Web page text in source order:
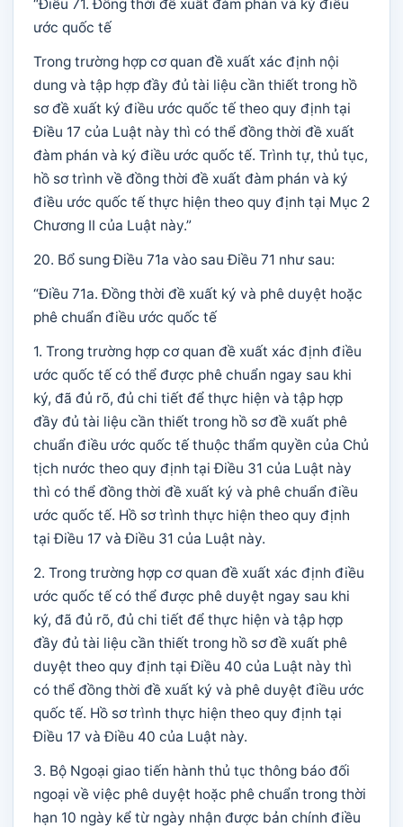
“Điều 71. Đồng thời đề xuất đàm phán và ký điều
ước quốc tế
Trong trường hợp cơ quan đề xuất xác định nội
dung và tập hợp đầy đủ tài liệu cần thiết trong hồ
sơ đề xuất ký điều ước quốc tế theo quy định tại
Điều 17 của Luật này thì có thể đồng thời đề xuất
đàm phán và ký điều ước quốc tế. Trình tự, thủ tục,
hồ sơ trình về đồng thời đề xuất đàm phán và ký
điều ước quốc tế thực hiện theo quy định tại Mục 2
Chương II của Luật này.”
20. Bổ sung Điều 71a vào sau Điều 71 như sau:
“Điều 71a. Đồng thời đề xuất ký và phê duyệt hoặc
phê chuẩn điều ước quốc tế
1. Trong trường hợp cơ quan đề xuất xác định điều
ước quốc tế có thể được phê chuẩn ngay sau khi
ký, đã đủ rõ, đủ chi tiết để thực hiện và tập hợp
đầy đủ tài liệu cần thiết trong hồ sơ đề xuất phê
chuẩn điều ước quốc tế thuộc thẩm quyền của Chủ
tịch nước theo quy định tại Điều 31 của Luật này
thì có thể đồng thời đề xuất ký và phê chuẩn điều
ước quốc tế. Hồ sơ trình thực hiện theo quy định
tại Điều 17 và Điều 31 của Luật này.
2. Trong trường hợp cơ quan đề xuất xác định điều
ước quốc tế có thể được phê duyệt ngay sau khi
ký, đã đủ rõ, đủ chi tiết để thực hiện và tập hợp
đầy đủ tài liệu cần thiết trong hồ sơ đề xuất phê
duyệt theo quy định tại Điều 40 của Luật này thì
có thể đồng thời đề xuất ký và phê duyệt điều ước
quốc tế. Hồ sơ trình thực hiện theo quy định tại
Điều 17 và Điều 40 của Luật này.
3. Bộ Ngoại giao tiến hành thủ tục thông báo đối
ngoại về việc phê duyệt hoặc phê chuẩn trong thời
hạn 10 ngày kể từ ngày nhận được bản chính điều